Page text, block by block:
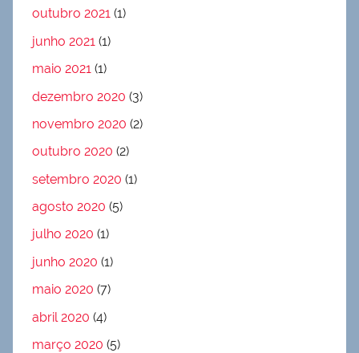
outubro 2021 (1)
junho 2021 (1)
maio 2021 (1)
dezembro 2020 (3)
novembro 2020 (2)
outubro 2020 (2)
setembro 2020 (1)
agosto 2020 (5)
julho 2020 (1)
junho 2020 (1)
maio 2020 (7)
abril 2020 (4)
março 2020 (5)